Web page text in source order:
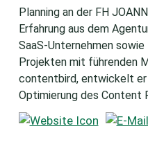
Planning an der FH
Erfahrung aus dem
SaaS-Unternehmen
Projekten mit führenden
contentbird, entwickelt
Optimierung des Content